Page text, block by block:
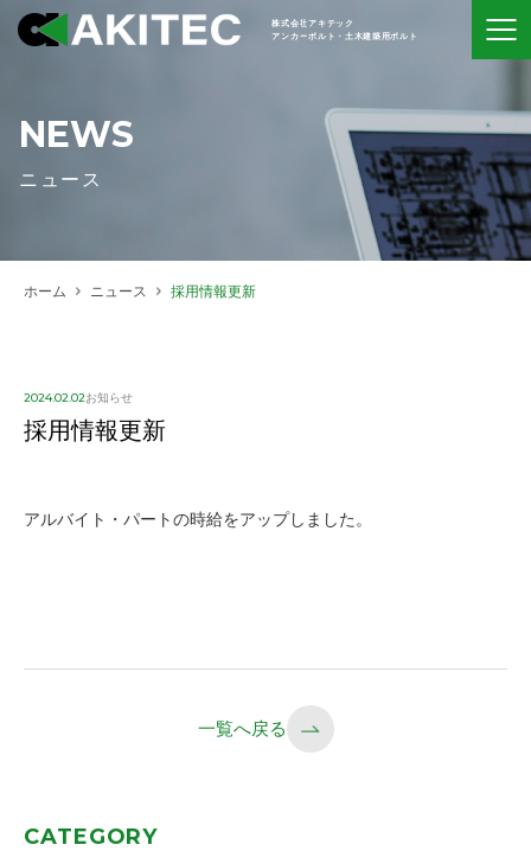
株式会社アキテック
アンカーボルト・土木建築用ボルト
NEWS
ニュース
ホーム ニュース 採用情報更新
2024.02.02お知らせ
採用情報更新
アルバイト・パートの時給をアップしました。
一覧へ戻る
CATEGORY